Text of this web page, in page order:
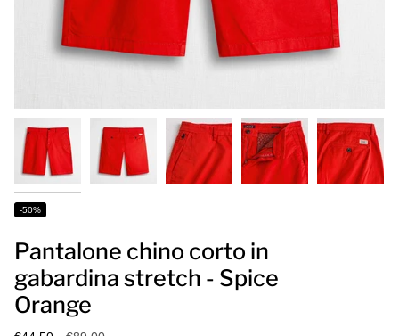
-50%
Pantalone chino corto in
gabardina stretch - Spice
Orange